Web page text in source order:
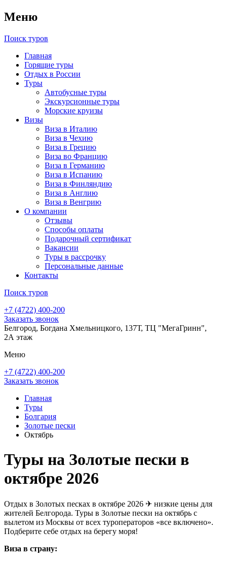
Меню
Поиск туров
Главная
Горящие туры
Отдых в России
Туры
Автобусные туры
Экскурсионные туры
Морские круизы
Визы
Виза в Италию
Виза в Чехию
Виза в Грецию
Виза во Францию
Виза в Германию
Виза в Испанию
Виза в Финляндию
Виза в Англию
Виза в Венгрию
О компании
Отзывы
Способы оплаты
Подарочный сертификат
Вакансии
Туры в рассрочку
Персональные данные
Контакты
Поиск туров
+7 (4722) 400-200
Заказать звонок
Белгород, Богдана Хмельницкого, 137Т, ТЦ "МегаГринн",
2А этаж
Меню
+7 (4722) 400-200
Заказать звонок
Главная
Туры
Болгария
Золотые пески
Октябрь
Туры на Золотые пески в
октябре 2026
Отдых в Золотых песках в октябре 2026 ✈ низкие цены для
жителей Белгорода. Туры в Золотые пески на октябрь с
вылетом из Москвы от всех туроператоров «все включено».
Подберите себе отдых на берегу моря!
Виза в страну: